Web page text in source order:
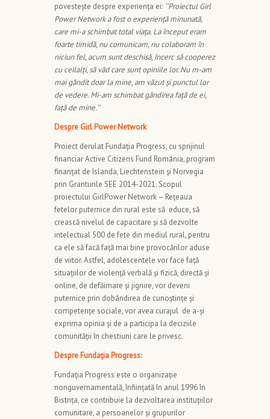
povestește despre experiența ei: ‘‘Proiectul Girl
Power Network a fost o experiență minunată,
care mi-a schimbat total viața. La început eram
foarte timidă, nu comunicam, nu colaboram în
niciun fel, acum sunt deschisă, încerc să cooperez
cu ceilalți, să văd care sunt opiniile lor. Nu m-am
mai gândit doar la mine, am văzut și punctul lor
de vedere. Mi-am schimbat gândirea față de ei,
față de mine.’’
Despre Girl Power Network
Proiect derulat Fundația Progress, cu sprijinul
financiar Active Citizens Fund România, program
finanțat de Islanda, Liechtenstein și Norvegia
prin Granturile SEE 2014-2021. Scopul
proiectului GirlPower Network – Rețeaua
fetelor puternice din rural este să educe, să
crească nivelul de capacitare și să dezvolte
intelectual 500 de fete din mediul rural, pentru
ca ele să facă față mai bine provocărilor aduse
de viitor. Astfel, adolescentele vor face față
situațiilor de violență verbală și fizică, directă și
online, de defăimare și jignire, vor deveni
puternice prin dobândirea de cunoștințe și
competențe sociale, vor avea curajul de a-și
exprima opinia și de a participa la deciziile
comunității în chestiuni care le privesc.
Despre Fundația Progress:
Fundația Progress este o organizație
nonguvernamentală, înființată în anul 1996 în
Bistrița, ce contribuie la dezvoltarea instituțiilor
comunitare, a persoanelor și grupurilor